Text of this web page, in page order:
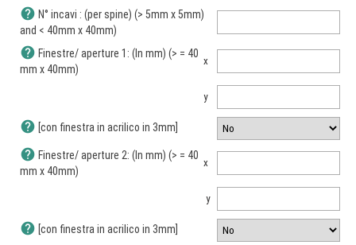
help N° incavi : (per spine) (> 5mm x 5mm)
and < 40mm x 40mm)
help Finestre/ aperture 1: (In mm) (> = 40
mm x 40mm)
x
y
help [con finestra in acrilico in 3mm]
help Finestre/ aperture 2: (In mm) (> = 40
mm x 40mm)
x
y
help [con finestra in acrilico in 3mm]